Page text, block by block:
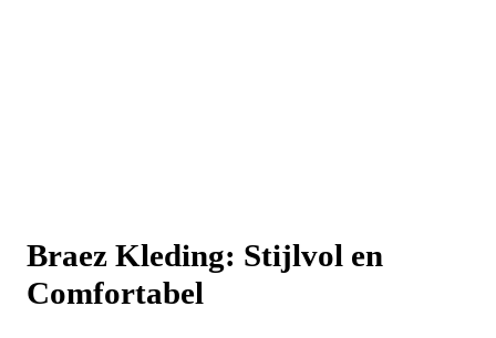
Braez Kleding: Stijlvol en
Comfortabel